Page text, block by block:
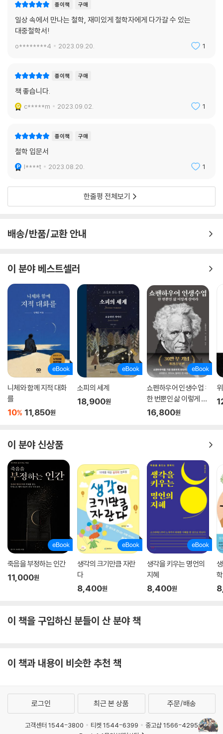
종이책 구매
일상 속에서 만나는 철학, 재미있게 철학자에게 다가갈 수 있는
대중철학서!
o********4 2023.09.20. 1
종이책 구매
책 좋습니다.
c*****m 2023.09.02. 1
종이책 구매
철학 입문서
l****t 2023.08.20. 1
한줄평 전체보기
배송/반품/교환 안내
이 분야 베스트셀러
니체와 함께 지적 대화
를
10% 11,850원
소피의 세계
18,900원
쇼펜하우어 인생수업 :
한 번뿐인 삶 이렇게 살
아라 (리커버 에디션)
16,800원
이 분야 신상품
죽음을 부정하는 인간
11,000원
생각의 크기만큼 자란
다
8,400원
생각을 키우는 명언의
지혜
8,400원
이 책을 구입하신 분들이 산 분야 책
이 책과 내용이 비슷한 추천 책
로그인 최근 본 상품 주문/배송
고객센터 1544-3800 티켓 1544-6399
중고샵 1566-4295